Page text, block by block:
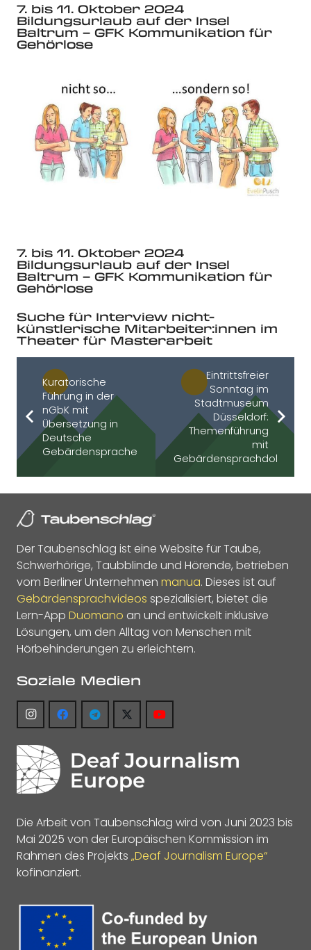
7. bis 11. Oktober 2024
Bildungsurlaub auf der Insel
Baltrum – GFK Kommunikation für
Gehörlose
7. bis 11. Oktober 2024
Bildungsurlaub auf der Insel
Baltrum – GFK Kommunikation für
Gehörlose
Suche für Interview nicht-
künstlerische Mitarbeiter:innen im
Theater für Masterarbeit
Kuratorische
Führung in der
nGbK mit
Übersetzung in
Deutsche
Gebärdensprache
Eintrittsfreier
Sonntag im
Stadtmuseum
Düsseldorf:
Themenführung
mit
Der Taubenschlag ist eine Website für Taube,
Schwerhörige, Taubblinde und Hörende, betrieben
vom Berliner Unternehmen manua. Dieses ist auf
Gebärdensprachvideos spezialisiert, bietet die
Lern-App Duomano an und entwickelt inklusive
Lösungen, um den Alltag von Menschen mit
Hörbehinderungen zu erleichtern.
Soziale Medien
Die Arbeit von Taubenschlag wird von Juni 2023 bis
Mai 2025 von der Europäischen Kommission im
Rahmen des Projekts „Deaf Journalism Europe“
kofinanziert.